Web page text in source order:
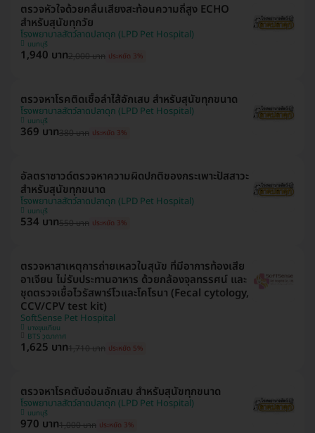
ตรวจหัวใจด้วยคลื่นเสียงสะท้อนความถี่สูง ECHO
สำหรับสุนัขทุกวัย
โรงพยาบาลสัตว์ลาดปลาดุก (LPD Pet Hospital)
นนทบุรี
1,940 บาท2,000 บาท ประหยัด 3%
ตรวจหาโรคติดเชื้อลำไส้อักเสบ สำหรับสุนัขทุกขนาด
โรงพยาบาลสัตว์ลาดปลาดุก (LPD Pet Hospital)
นนทบุรี
369 บาท380 บาท ประหยัด 3%
อัลตราซาวด์ตรวจหาความผิดปกติของกระเพาะปัสสาวะ
สำหรับสุนัขทุกขนาด
โรงพยาบาลสัตว์ลาดปลาดุก (LPD Pet Hospital)
นนทบุรี
534 บาท550 บาท ประหยัด 3%
ตรวจหาสาเหตุการถ่ายเหลวในสุนัข ที่มีอาการท้องเสีย
อาเจียน ไม่รับประทานอาหาร ด้วยกล้องจุลทรรศน์ และ
ชุดตรวจเชื้อไวรัสพาร์โวและโคโรนา (Fecal cytology,
CCV/CPV test kit)
SoftSense Pet Hospital
บางขุนเทียน
BTS วุฒากาศ
1,625 บาท1,710 บาท ประหยัด 5%
ตรวจหาโรคตับอ่อนอักเสบ สำหรับสุนัขทุกขนาด
โรงพยาบาลสัตว์ลาดปลาดุก (LPD Pet Hospital)
นนทบุรี
970 บาท1,000 บาท ประหยัด 3%